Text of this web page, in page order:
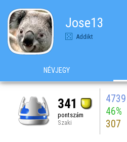
Jose13
Addikt
NÉVJEGY
341
pontszám
Szaki
4739
46%
307